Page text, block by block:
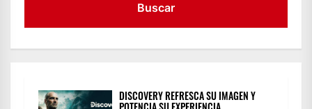
DISCOVERY REFRESCA SU IMAGEN Y